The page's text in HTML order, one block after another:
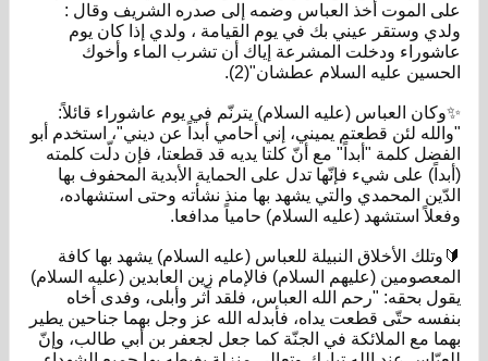
على الموت أخذ العباس وضمه إلى صدره الشريف وقال :
ولدي وستقر عيني بك في يوم القيامة ، ولدي إذا كان يوم
عاشوراء ودخلت المشرعة إياك أن تشرب الماء وأخوك
الحسين عليه ‌السلام عطشان"(2).
✨وكان العباس (عليه السلام) يترنّم في يوم عاشوراء قائلاً:
"والله لئن قطعتم يميني، إني أحامي أبداً عن ديني"، استخدم أبو
الفضل كلمة "أبداً" مع أنّ كلتا يديه قد قطعتا، فإن دلّت كلمته
(أبداً) على شيء فإنّها تدل على الحماية الأبدية المحفوف بها
الدّين المحمدي والتي يشهد بها منذ نشأته وحتى استشهاده،
وفعلاً استشهد (عليه السلام) حامياً مدافعا.
🔰وتلك الأخلاق النبيلة للعباس (عليه السلام) يشهد بها كافة
المعصومين (عليهم السلام) فالإمام زين العابدين (عليه السلام)
يقول بحقه: "رحم الله العباس، فلقد آثر وأبلى، وفدى أخاه
بنفسه حتّى قطعت يداه، فأبدله الله عز وجل بهما جناحين يطير
بهما مع الملائكة في الجنّة كما جعل لجعفر بن أبي طالب، وإنّ